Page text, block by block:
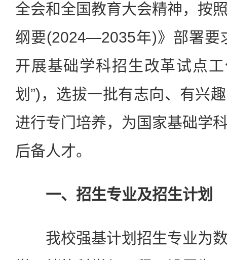
全会和全国教育大会精神，按
纲要(2024—2035年)》部署要
开展基础学科招生改革试点
划”)，选拔一批有志向、有兴
进行专门培养，为国家基础学
后备人才。
一、招生专业及招生计划
我校强基计划招生专业为数